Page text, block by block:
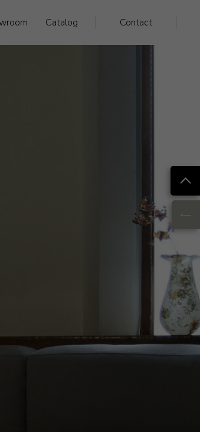
Catalog Contact